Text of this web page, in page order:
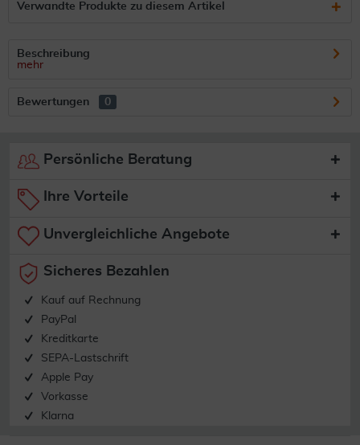
Verwandte Produkte zu diesem Artikel
Beschreibung
mehr
Bewertungen 0
Persönliche Beratung
Ihre Vorteile
Unvergleichliche Angebote
Sicheres Bezahlen
Kauf auf Rechnung
PayPal
Kreditkarte
SEPA-Lastschrift
Apple Pay
Vorkasse
Klarna